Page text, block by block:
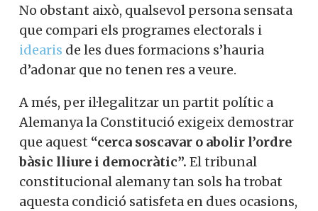
No obstant això, qualsevol persona sensata
que compari els programes electorals i
idearis de les dues formacions s’hauria
d’adonar que no tenen res a veure.
A més, per il·legalitzar un partit polític a
Alemanya la Constitució exigeix demostrar
que aquest “cerca soscavar o abolir l’ordre
bàsic lliure i democràtic”. El tribunal
constitucional alemany tan sols ha trobat
aquesta condició satisfeta en dues ocasions,